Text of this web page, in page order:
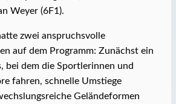
Weyer (6F1).
zwei anspruchsvolle
auf dem Programm: Zunächst ein
bei dem die Sportlerinnen und
fahren, schnelle Umstiege
Geländeformen